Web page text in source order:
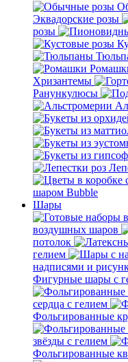
Эквадорские розы
розы
Хризантемы
Ранункулюсы
шаром Bubble
Шары
воздушных шаров
потолок
гелием
надписями и
Фигурные шары с
сердца с гелием
Фольгированные
звёзды с гелием
Фольгированные